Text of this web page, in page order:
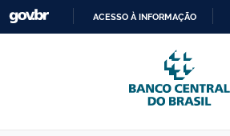
Skip to main content
PARA
O
CONTEÚDO
ACESSO À INFORMAÇÃO